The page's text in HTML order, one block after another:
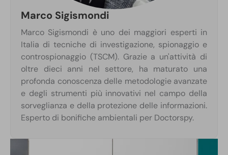
Marco Sigismondi
Marco Sigismondi è uno dei maggiori esperti in
Italia di tecniche di investigazione, spionaggio e
controspionaggio (TSCM). Grazie a un'attività di
oltre dieci anni nel settore, ha maturato una
profonda conoscenza delle metodologie avanzate
e degli strumenti più innovativi nel campo della
sorveglianza e della protezione delle informazioni.
Esperto di bonifiche ambientali per Doctorspy.